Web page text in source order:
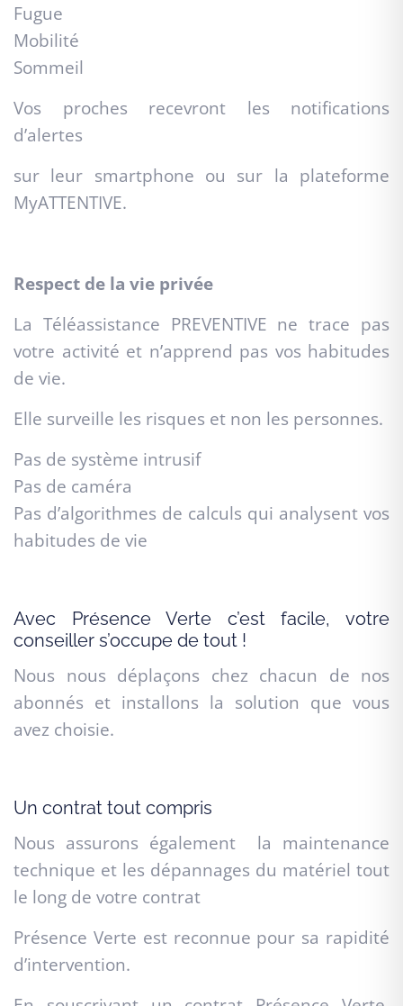
Fugue
Mobilité
Sommeil
Vos proches recevront les notifications
d’alertes
sur leur smartphone ou sur la plateforme
MyATTENTIVE.
Respect de la vie privée
La Téléassistance PREVENTIVE ne trace pas
votre activité et n’apprend pas vos habitudes
de vie.
Elle surveille les risques et non les personnes.
Pas de système intrusif
Pas de caméra
Pas d’algorithmes de calculs qui analysent vos
habitudes de vie
Avec Présence Verte c’est facile, votre
conseiller s’occupe de tout !
Nous nous déplaçons chez chacun de nos
abonnés et installons la solution que vous
avez choisie.
Un contrat tout compris
Nous assurons également la maintenance
technique et les dépannages du matériel tout
le long de votre contrat
Présence Verte est reconnue pour sa rapidité
d’intervention.